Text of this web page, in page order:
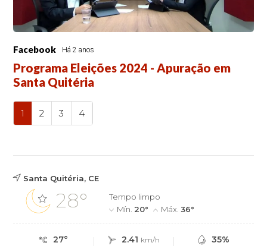
Facebook Há 2 anos
Programa Eleições 2024 - Apuração em
Santa Quitéria
1 2 3 4
Santa Quitéria, CE
28°
Tempo limpo
Mín. 20° Máx.36°
27° 2.41 km/h 35%